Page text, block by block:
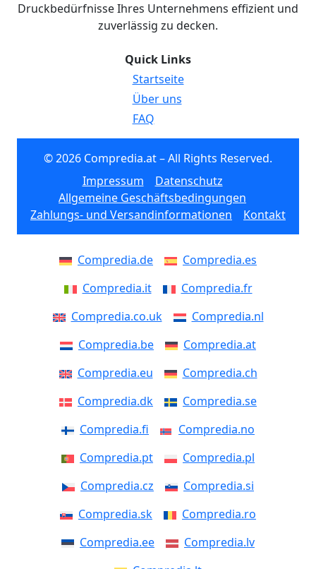
Druckbedürfnisse Ihres Unternehmens effizient und
zuverlässig zu decken.
Quick Links
Startseite
Über uns
FAQ
© 2026 Compredia.at – All Rights Reserved.
Impressum
Datenschutz
Allgemeine Geschäftsbedingungen
Zahlungs- und Versandinformationen
Kontakt
Compredia.de
Compredia.es
Compredia.it
Compredia.fr
Compredia.co.uk
Compredia.nl
Compredia.be
Compredia.at
Compredia.eu
Compredia.ch
Compredia.dk
Compredia.se
Compredia.fi
Compredia.no
Compredia.pt
Compredia.pl
Compredia.cz
Compredia.si
Compredia.sk
Compredia.ro
Compredia.ee
Compredia.lv